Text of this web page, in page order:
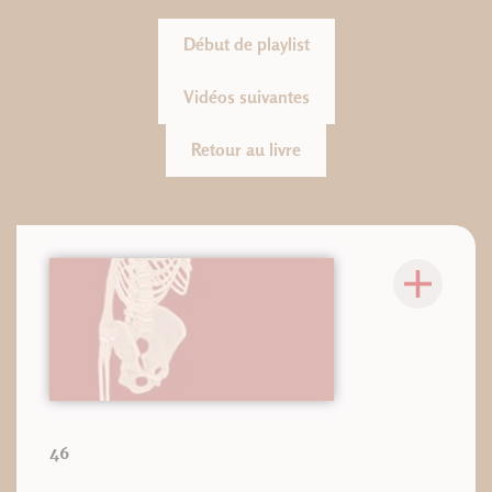
Début de playlist
Vidéos suivantes
Retour au livre
46